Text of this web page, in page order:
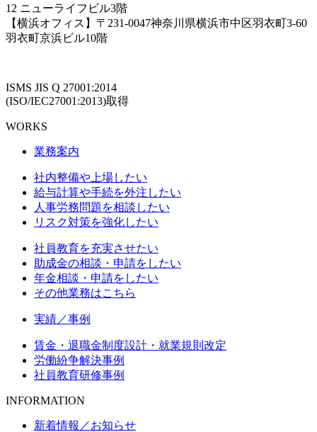
12 ニューライフビル3階
【横浜オフィス】〒231-0047神奈川県横浜市中区羽衣町3-60
羽衣町京浜ビル10階
ISMS JIS Q 27001:2014
(ISO/IEC27001:2013)取得
WORKS
業務案内
社内整備や上場したい
給与計算や手続を外注したい
人事労務問題を相談したい
リスク対策を強化したい
社員教育を充実させたい
助成金の相談・申請をしたい
年金相談・申請をしたい
その他業務はこちら
実績／事例
賃金・退職金制度設計・就業規則改定
労働紛争解決事例
社員教育研修事例
INFORMATION
新着情報／お知らせ